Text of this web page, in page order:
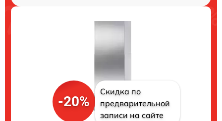
-20%
Скидка по
предварительной
записи на сайте